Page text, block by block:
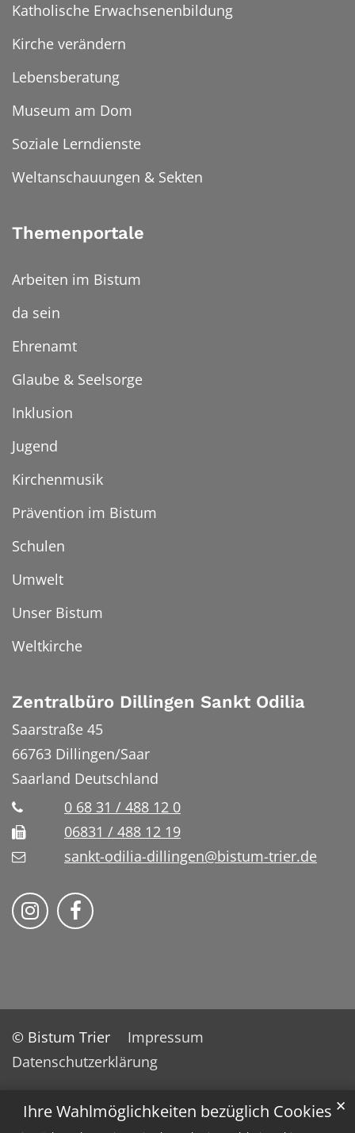
Ihre Wahlmöglichkeiten bezüglich Cookies ✕
Katholische Erwachsenenbildung
Kirche verändern
Lebensberatung
Museum am Dom
Soziale Lerndienste
Weltanschauungen & Sekten
Themenportale
Arbeiten im Bistum
da sein
Ehrenamt
Glaube & Seelsorge
Inklusion
Jugend
Kirchenmusik
Prävention im Bistum
Schulen
Umwelt
Unser Bistum
Weltkirche
Zentralbüro Dillingen Sankt Odilia
Saarstraße 45
66763 Dillingen/Saar
Saarland Deutschland
0 68 31 / 488 12 0
06831 / 488 12 19
sankt-odilia-dillingen@bistum-trier.de
Bistum Trier auf Instragram
Bistum Trier auf Facebook
© Bistum Trier
Impressum
Datenschutzerklärung